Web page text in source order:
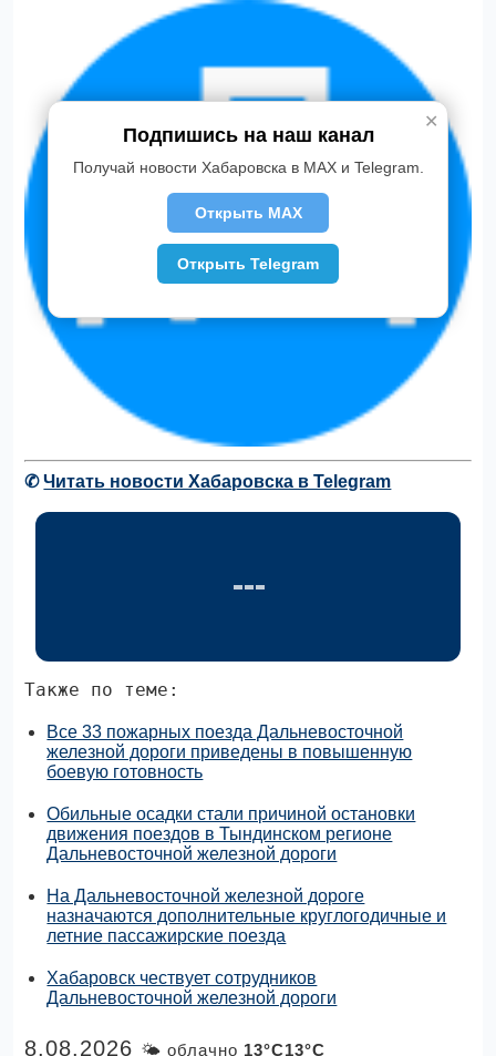
✆Читать новости Хабаровска в Telegram
Также по теме:
Все 33 пожарных поезда Дальневосточной
железной дороги приведены в повышенную
боевую готовность
Обильные осадки стали причиной остановки
движения поездов в Тындинском регионе
Дальневосточной железной дороги
На Дальневосточной железной дороге
назначаются дополнительные круглогодичные и
летние пассажирские поезда
Хабаровск чествует сотрудников
Дальневосточной железной дороги
✕
Подпишись на наш канал
Получай новости Хабаровска в MAX и Telegram.
Открыть MAX
Открыть Telegram
8.08.2026 🌤 облачно 13°C13°C